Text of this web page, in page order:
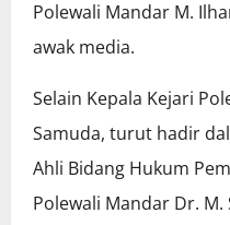
Polewali Mandar M.
awak media.
Selain Kepala Kejari
Samuda, turut hadir
Ahli Bidang Hukum
Polewali Mandar Dr. M.